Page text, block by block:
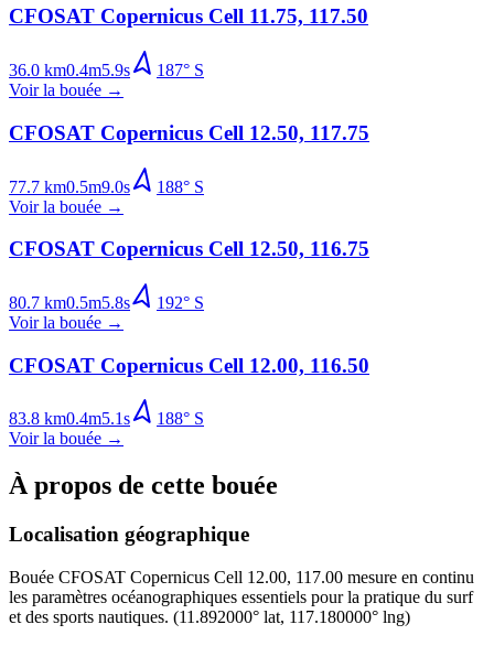
CFOSAT Copernicus Cell 11.75, 117.50
36.0 km0.4m5.9s 187° S
Voir la bouée →
CFOSAT Copernicus Cell 12.50, 117.75
77.7 km0.5m9.0s 188° S
Voir la bouée →
CFOSAT Copernicus Cell 12.50, 116.75
80.7 km0.5m5.8s 192° S
Voir la bouée →
CFOSAT Copernicus Cell 12.00, 116.50
83.8 km0.4m5.1s 188° S
Voir la bouée →
À propos de cette bouée
Localisation géographique
Bouée CFOSAT Copernicus Cell 12.00, 117.00 mesure en continu
les paramètres océanographiques essentiels pour la pratique du surf
et des sports nautiques. (11.892000° lat, 117.180000° lng)